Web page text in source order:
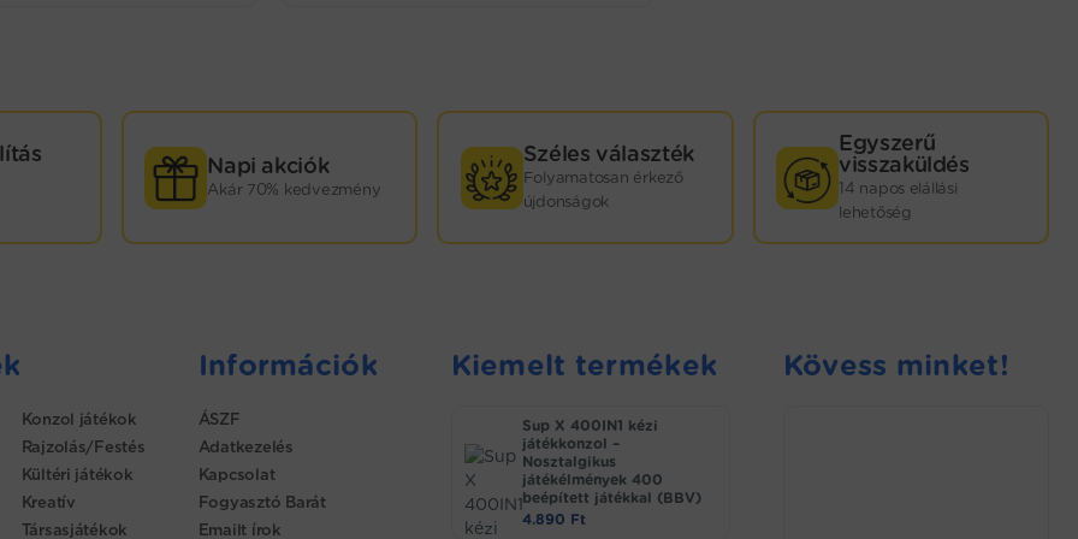
Napi akciók
Akár 70% kedvezmény
Széles választék
Folyamatosan érkező
újdonságok
Egyszerű
visszaküldés
14 napos elállási
lehetőség
Konzol játékok
Rajzolás/Festés
Kültéri játékok
Kreatív
Társasjátékok
Információk
ÁSZF
Adatkezelés
Kapcsolat
Fogyasztó Barát
Emailt írok
Kiemelt termékek
Sup X 400IN1 kézi
játékkonzol –
Nosztalgikus
játékélmények 400
beépített játékkal (BBV)
4.890 Ft
Kövess minket!